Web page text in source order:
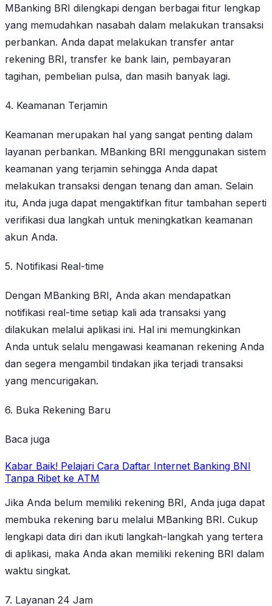
MBanking BRI dilengkapi dengan berbagai fitur lengkap
yang memudahkan nasabah dalam melakukan transaksi
perbankan. Anda dapat melakukan transfer antar
rekening BRI, transfer ke bank lain, pembayaran
tagihan, pembelian pulsa, dan masih banyak lagi.
4. Keamanan Terjamin
Keamanan merupakan hal yang sangat penting dalam
layanan perbankan. MBanking BRI menggunakan sistem
keamanan yang terjamin sehingga Anda dapat
melakukan transaksi dengan tenang dan aman. Selain
itu, Anda juga dapat mengaktifkan fitur tambahan seperti
verifikasi dua langkah untuk meningkatkan keamanan
akun Anda.
5. Notifikasi Real-time
Dengan MBanking BRI, Anda akan mendapatkan
notifikasi real-time setiap kali ada transaksi yang
dilakukan melalui aplikasi ini. Hal ini memungkinkan
Anda untuk selalu mengawasi keamanan rekening Anda
dan segera mengambil tindakan jika terjadi transaksi
yang mencurigakan.
6. Buka Rekening Baru
Baca juga
Kabar Baik! Pelajari Cara Daftar Internet Banking BNI
Tanpa Ribet ke ATM
Jika Anda belum memiliki rekening BRI, Anda juga dapat
membuka rekening baru melalui MBanking BRI. Cukup
lengkapi data diri dan ikuti langkah-langkah yang tertera
di aplikasi, maka Anda akan memiliki rekening BRI dalam
waktu singkat.
7. Layanan 24 Jam